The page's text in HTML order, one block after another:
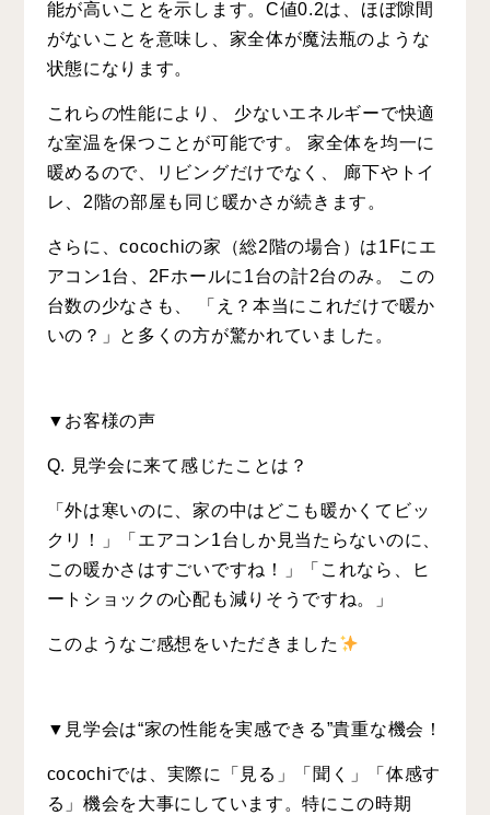
能が高いことを示します。C値0.2は、ほぼ隙間
がないことを意味し、家全体が魔法瓶のような
状態になります。
これらの性能により、 少ないエネルギーで快適
な室温を保つことが可能です。 家全体を均一に
暖めるので、リビングだけでなく、 廊下やトイ
レ、2階の部屋も同じ暖かさが続きます。
さらに、cocochiの家（総2階の場合）は1Fにエ
アコン1台、2Fホールに1台の計2台のみ。 この
台数の少なさも、 「え？本当にこれだけで暖か
いの？」と多くの方が驚かれていました。
▼ お客様の声
Q. 見学会に来て感じたことは？
「外は寒いのに、家の中はどこも暖かくてビッ
クリ！」「エアコン1台しか見当たらないのに、
この暖かさはすごいですね！」「これなら、ヒ
ートショックの心配も減りそうですね。」
このようなご感想をいただきました
▼ 見学会は“家の性能を実感できる”貴重な機会！
cocochiでは、実際に「見る」「聞く」「体感す
る」機会を大事にしています。特にこの時期